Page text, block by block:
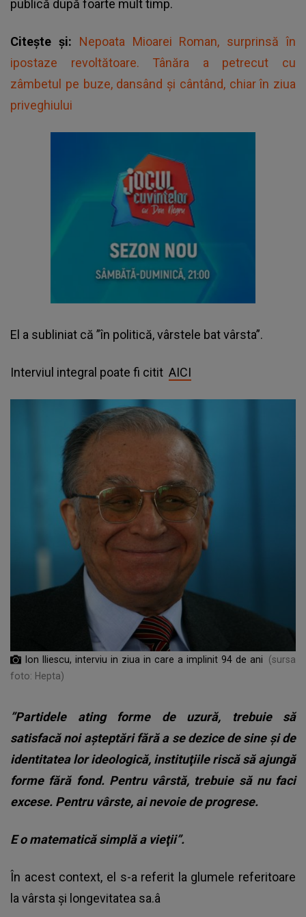
publică după foarte mult timp.
Citește și: Nepoata Mioarei Roman, surprinsă în
ipostaze revoltătoare. Tânăra a petrecut cu
zâmbetul pe buze, dansând și cântând, chiar în ziua
priveghiului
El a subliniat că ”în politică, vârstele bat vârsta”.
Interviul integral poate fi citit AICI
Ion Iliescu, interviu in ziua in care a implinit 94 de ani
(sursa
foto: Hepta)
”Partidele ating forme de uzură, trebuie să
satisfacă noi aşteptări fără a se dezice de sine şi de
identitatea lor ideologică, instituţiile riscă să ajungă
forme fără fond. Pentru vârstă, trebuie să nu faci
excese. Pentru vârste, ai nevoie de progrese.
E o matematică simplă a vieţii”.
În acest context, el s-a referit la glumele referitoare
la vârsta şi longevitatea sa.â